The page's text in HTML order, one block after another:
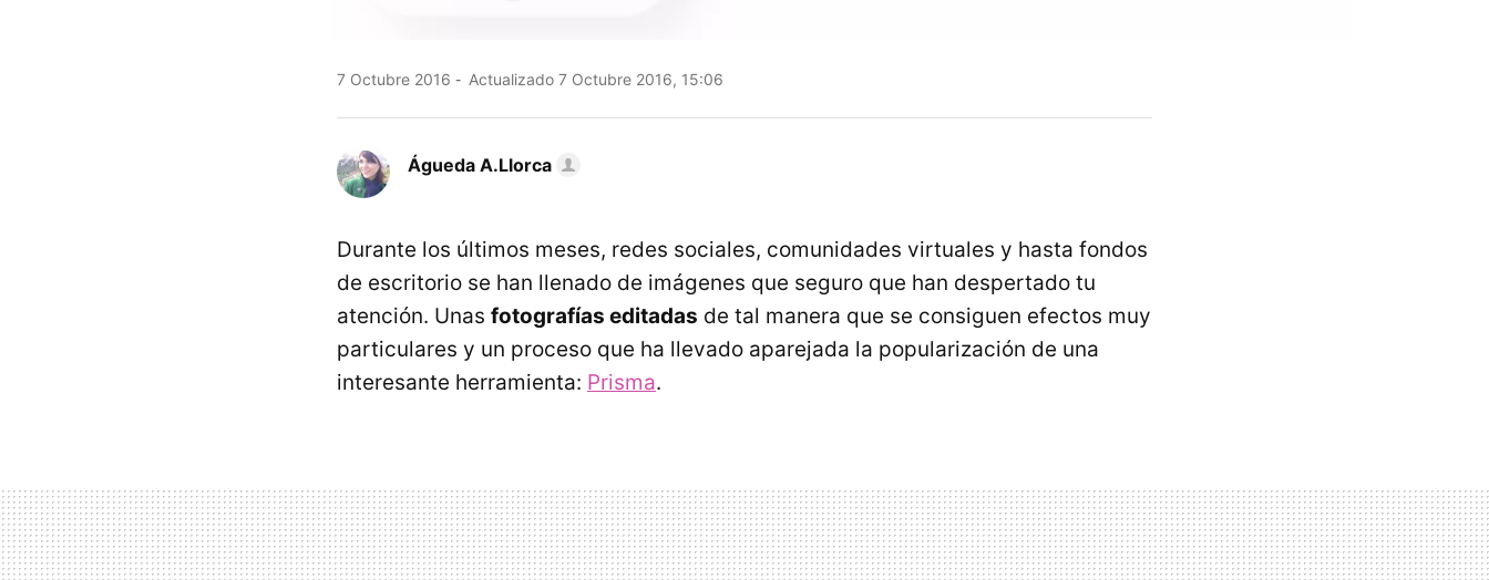
7 Octubre 2016 Actualizado 7 Octubre 2016, 15:06
Águeda A.Llorca
Durante los últimos meses, redes sociales, comunidades virtuales y hasta fondos
de escritorio se han llenado de imágenes que seguro que han despertado tu
atención. Unas fotografías editadas de tal manera que se consiguen efectos muy
particulares y un proceso que ha llevado aparejada la popularización de una
interesante herramienta: Prisma.